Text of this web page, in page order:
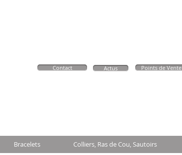
Contact Actus Points de Vente
Bracelets Colliers, Ras de Cou, Sautoirs